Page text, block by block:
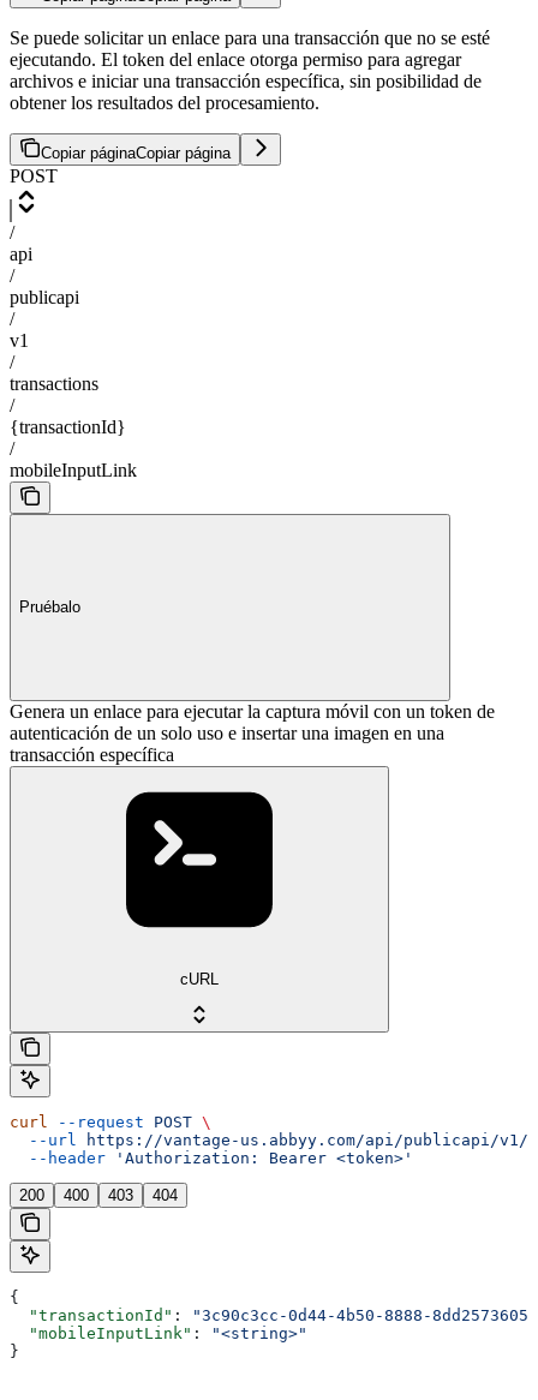
Se puede solicitar un enlace para una transacción que no se esté
ejecutando. El token del enlace otorga permiso para agregar
archivos e iniciar una transacción específica, sin posibilidad de
obtener los resultados del procesamiento.
Copiar páginaCopiar página
POST
/
api
/
publicapi
/
v1
/
transactions
/
{transactionId}
/
mobileInputLink
Pruébalo
Genera un enlace para ejecutar la captura móvil con un token de
autenticación de un solo uso e insertar una imagen en una
transacción específica
cURL
curl --request POST \
  --url
https://vantage-us.abbyy.com/api/publicapi/
  --header
'Authorization: Bearer <token>'
200 400 403 404
{
  "transactionId"
:
"3c90c3cc-0d44-4b50-8888-
  "mobileInputLink"
:
"<string>"
}